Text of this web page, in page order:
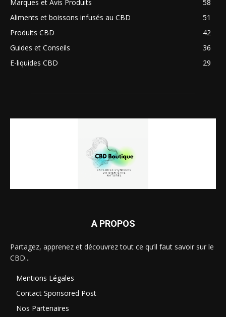
Marques et Avis Produits
58
Aliments et boissons infusés au CBD
51
Produits CBD
42
Guides et Conseils
36
E-liquides CBD
29
A PROPOS
Partagez, apprenez et découvrez tout ce qu’il faut savoir sur le
CBD...
Mentions Légales
Contact Sponsored Post
Nos Partenaires